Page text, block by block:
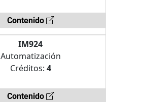
Contenido
IM924
Automatización
Créditos: 4
Contenido